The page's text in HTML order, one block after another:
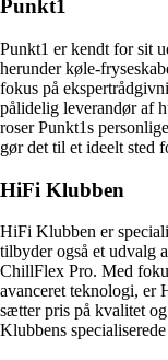
Punkt1
Punkt1 er kendt for sit
herunder køle-
fokus på
pålidelig leverandør af
roser Punkt1s
gør det til et ideelt sted
HiFi Klubben
HiFi Klubben er
tilbyder også et udvalg
ChillFlex Pro. Med
avanceret teknologi, er
sætter pris på kvalitet
Klubbens